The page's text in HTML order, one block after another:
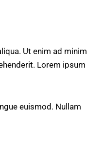
Ut enim ad minim
Lorem ipsum
euismod. Nullam